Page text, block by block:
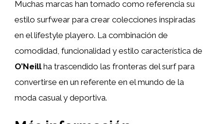
Muchas marcas han tomado como referencia su
estilo surfwear para crear colecciones inspiradas
en el lifestyle playero. La combinación de
comodidad, funcionalidad y estilo característica de
O’Neillha trascendido las fronteras del surf para
convertirse en un referente en el mundo de la
moda casual y deportiva.